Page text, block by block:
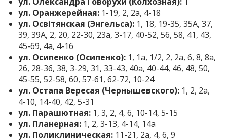
ул. Оранжерейная: 1-19, 2, 2а, 4-18
ул. Освітянская (Энгельса): 1, 18, 19-35, 35А, 37,
39, 39А, 2, 20, 22-30, 23а, 3-17, 40-52, 56, 58, 41, 43,
45-69, 4а, 4-16
ул. Осипенко (Осипенко): 1, 1а, 1/2, 2, 2а, 6, 8, 8а,
26, 28-36, 38, 3-29, 31, 33-43, 40а, 40-44, 46, 48, 50,
45-55, 52-58, 60, 57-61, 62-72, 10-24
ул. Остапа Вересая (Чернышевского): 1, 2, 2а,
4-10, 14-40, 42, 5-31
ул. Парашютная: 1, 3, 2, 4, 6, 10-14, 5-15
ул. Планерная: 1, 2, 3-13, 4-14, 14а
ул. Поликлиническая: 11-21, 2а, 4, 6, 9